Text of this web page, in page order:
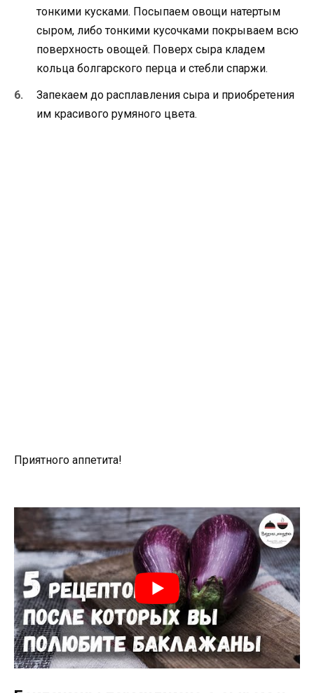
тонкими кусками. Посыпаем овощи натертым
сыром, либо тонкими кусочками покрываем всю
поверхность овощей. Поверх сыра кладем
кольца болгарского перца и стебли спаржи.
Запекаем до расплавления сыра и приобретения
им красивого румяного цвета.
Приятного аппетита!